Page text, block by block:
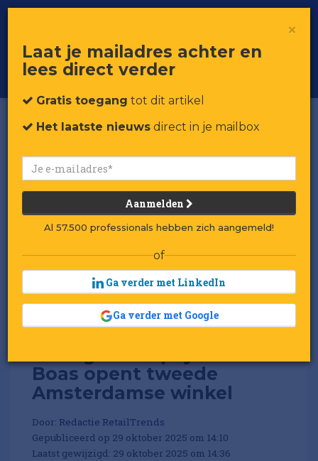
Voor professionals in retail & brands
Toggle
Boas opent tweede
Amsterdamse winkel
Door: Redactie RetailTrends
Gepubliceerd op 29 oktober 2025 om 14:10
Laatst gewijzigd: 29 oktober 2025 om 14:36
×
Laat je mailadres achter en
lees direct verder
Gratis toegang tot dit artikel
Het laatste nieuws direct in je mailbox
Aanmelden
Al 57.500 professionals hebben zich aangemeld!
of
Ga verder met LinkedIn
Ga verder met Google